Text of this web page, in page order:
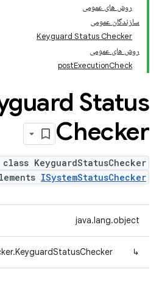
روش های عمومی
سازندگان عمومی
Keyguard Status Checker
روش های عمومی
postExecutionCheck
Status
Checker
KeyguardStatusChecker
ISystemStatusChecker
java.lang.object
↳